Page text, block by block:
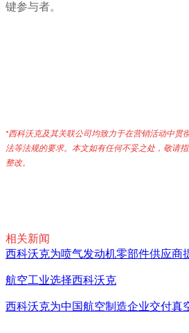
键参与者。
*西科沃克及其关联公司均致力于在营销活动中贯
法等法规的要求。本文如有任何不妥之处，敬请
整改。
相关新闻
西科沃克为喷气发动机零部件供应商
航空工业选择西科沃克
西科沃克为中国航空制造企业交付真